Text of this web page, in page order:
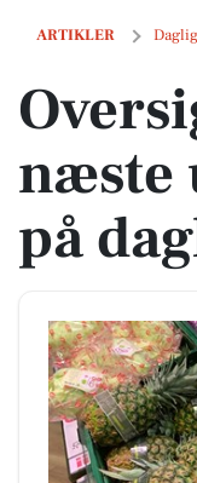
ARTIKLER
Oversigt over
næste
på